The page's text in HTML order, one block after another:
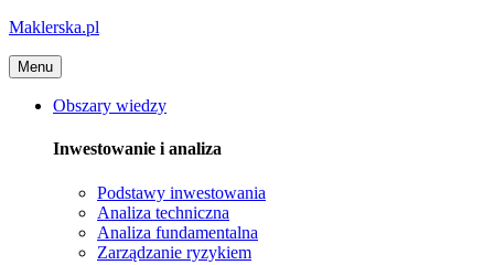
Maklerska.pl
Menu
Obszary wiedzy
Inwestowanie i analiza
Podstawy inwestowania
Analiza techniczna
Analiza fundamentalna
Zarządzanie ryzykiem